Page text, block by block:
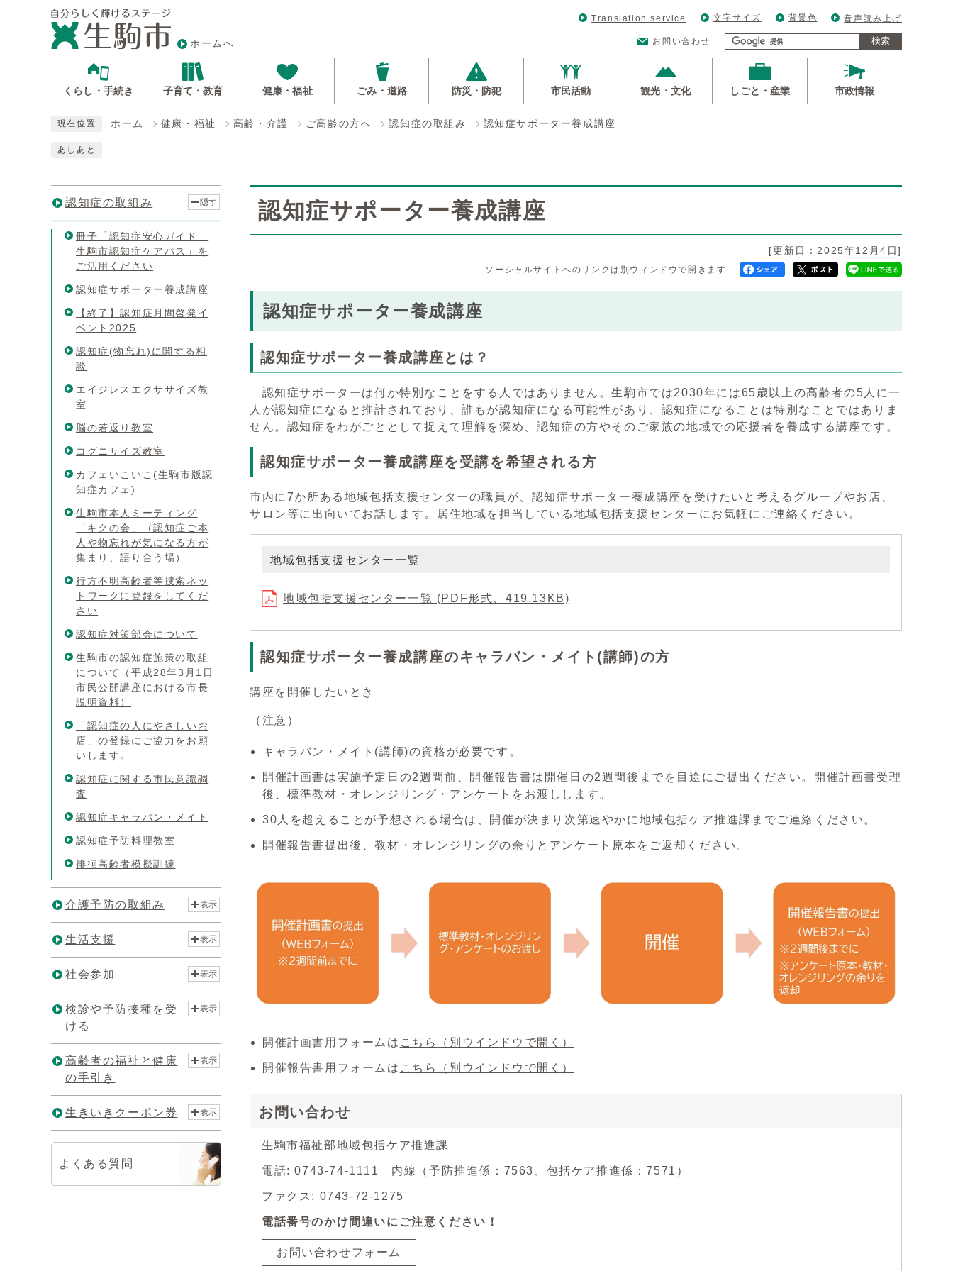
ホームへ
Translation service 文字サイズ 背景色 音声読み上げ
お問い合わせ 検索
くらし・手続き 子育て・教育 健康・福祉 ごみ・道路 防災・防犯 市民活動 観光・文化 しごと・産業 市政情報
現在位置 ホーム 健康・福祉 高齢・介護 ご高齢の方へ 認知症の取組み 認知症サポーター養成講座
あしあと
認知症サポーター養成講座
[更新日：2025年12月4日]
ソーシャルサイトへのリンクは別ウィンドウで開きます
認知症サポーター養成講座
認知症サポーター養成講座とは？
認知症サポーターは何か特別なことをする人ではありません。生駒市では2030年には65歳以上の高齢者の5人に一
人が認知症になると推計されており、誰もが認知症になる可能性があり、認知症になることは特別なことではありま
せん。認知症をわがごととして捉えて理解を深め、認知症の方やそのご家族の地域での応援者を養成する講座です。
認知症サポーター養成講座を受講を希望される方
市内に7か所ある地域包括支援センターの職員が、認知症サポーター養成講座を受けたいと考えるグループやお店、
サロン等に出向いてお話します。居住地域を担当している地域包括支援センターにお気軽にご連絡ください。
地域包括支援センター一覧
地域包括支援センター一覧 (PDF形式、419.13KB)
認知症サポーター養成講座のキャラバン・メイト(講師)の方
講座を開催したいとき
（注意）
キャラバン・メイト(講師)の資格が必要です。
開催計画書は実施予定日の2週間前、開催報告書は開催日の2週間後までを目途にご提出ください。開催計画書受理
後、標準教材・オレンジリング・アンケートをお渡しします。
30人を超えることが予想される場合は、開催が決まり次第速やかに地域包括ケア推進課までご連絡ください。
開催報告書提出後、教材・オレンジリングの余りとアンケート原本をご返却ください。
開催計画書用フォームは こちら （別ウインドウで開く）
開催報告書用フォームは こちら （別ウインドウで開く）
お問い合わせ
生駒市福祉部地域包括ケア推進課
電話: 0743-74-1111 内線（予防推進係：7563、包括ケア推進係：7571）
ファクス: 0743-72-1275
電話番号のかけ間違いにご注意ください！
お問い合わせフォーム
認知症の取組み 隠す
冊子「認知症安心ガイド
生駒市認知症ケアパス」を
ご活用ください
認知症サポーター養成講座
【終了】認知症月間啓発イ
ベント2025
認知症(物忘れ)に関する相
談
エイジレスエクササイズ教
室
脳の若返り教室
コグニサイズ教室
カフェいこいこ(生駒市版認
知症カフェ)
生駒市本人ミーティング
「キクの会」（認知症ご本
人や物忘れが気になる方が
集まり、語り合う場）
行方不明高齢者等捜索ネッ
トワークに登録をしてくだ
さい
認知症対策部会について
生駒市の認知症施策の取組
について（平成28年3月1日
市民公開講座における市長
説明資料）
「認知症の人にやさしいお
店」の登録にご協力をお願
いします。
認知症に関する市民意識調
査
認知症キャラバン・メイト
認知症予防料理教室
徘徊高齢者模擬訓練
介護予防の取組み 表示
生活支援 表示
社会参加 表示
検診や予防接種を受
ける
表示
高齢者の福祉と健康
の手引き
表示
生きいきクーポン券 表示
よくある質問